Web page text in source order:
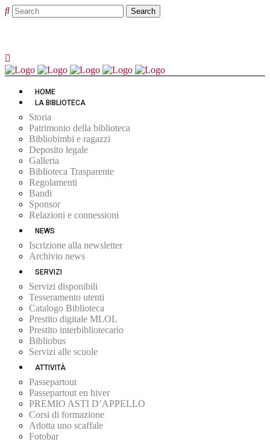
HOME
LA BIBLIOTECA
Storia
Patrimonio della biblioteca
Bibliobimbi e ragazzi
Deposito legale
Galleria
Biblioteca Trasparente
Regolamenti
Bandi
Sponsor
Relazioni e connessioni
NEWS
Iscrizione alla newsletter
Archivio news
SERVIZI
Servizi disponibili
Tesseramento utenti
Catalogo Biblioteca
Prestito digitale MLOL
Prestito interbibliotecario
Bibliobus
Servizi alle scuole
ATTIVITÀ
Passepartout
Passepartout en hiver
PREMIO ASTI D’APPELLO
Corsi di formazione
Adotta uno scaffale
Fotobar